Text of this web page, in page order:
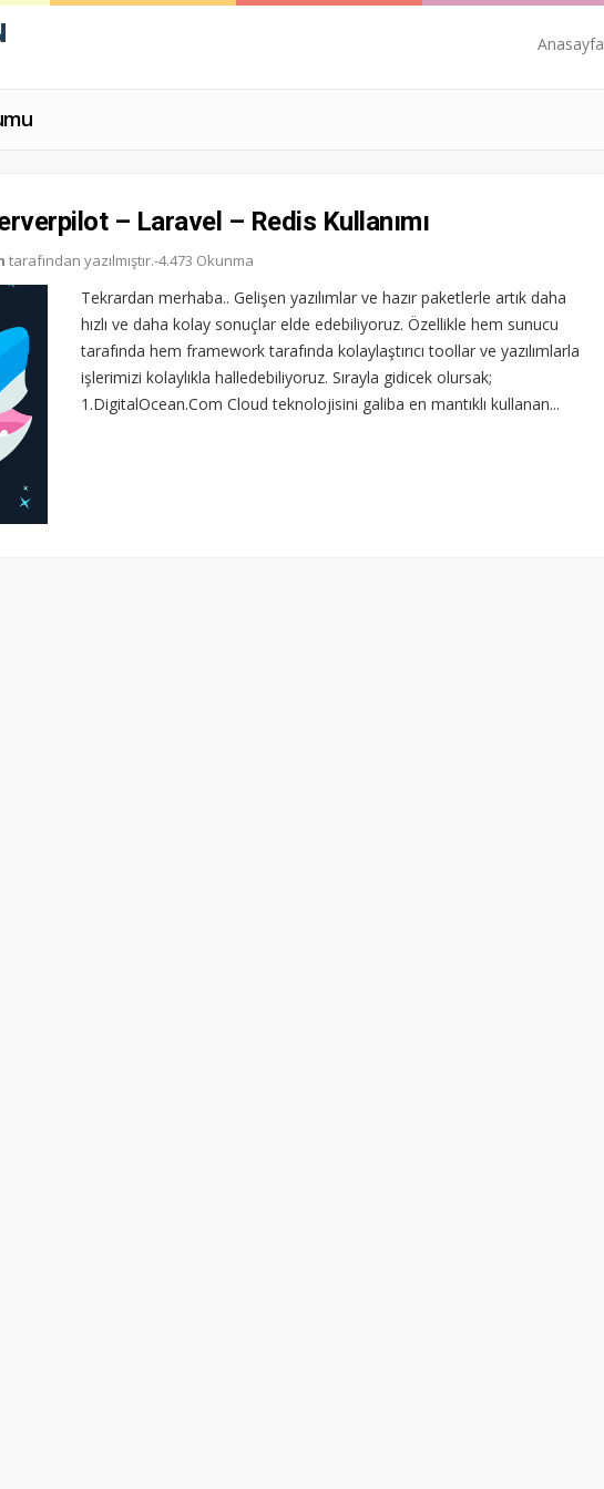
Anasayfa
– Laravel – Redis Kullanımı
tarafından yazılmıştır.-4.473 Okunma
Tekrardan merhaba.. Gelişen yazılımlar ve hazır paketlerle artık daha
hızlı ve daha kolay sonuçlar elde edebiliyoruz. Özellikle hem sunucu
tarafında hem framework tarafında kolaylaştırıcı toollar ve yazılımlarla
işlerimizi kolaylıkla halledebiliyoruz. Sırayla gidicek olursak;
1.DigitalOcean.Com Cloud teknolojisini galiba en mantıklı kullanan...